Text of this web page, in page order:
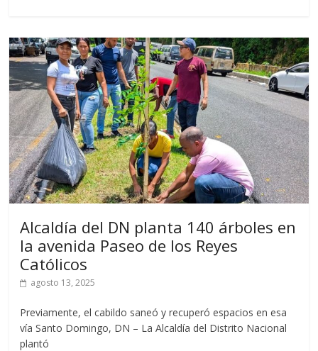
Alcaldía del DN planta 140 árboles en
la avenida Paseo de los Reyes
Católicos
agosto 13, 2025
Previamente, el cabildo saneó y recuperó espacios en esa
vía Santo Domingo, DN – La Alcaldía del Distrito Nacional
plantó